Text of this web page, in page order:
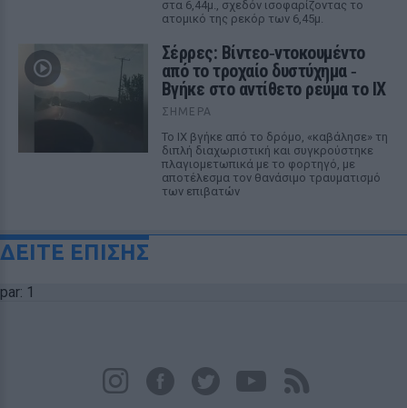
στα 6,44μ., σχεδόν ισοφαρίζοντας το
ατομικό της ρεκόρ των 6,45μ.
Σέρρες: Βίντεο‑ντοκουμέντο
από το τροχαίο δυστύχημα ‑
Βγήκε στο αντίθετο ρεύμα το ΙΧ
ΣΉΜΕΡΑ
Το ΙΧ βγήκε από το δρόμο, «καβάλησε» τη
διπλή διαχωριστική και συγκρούστηκε
πλαγιομετωπικά με το φορτηγό, με
αποτέλεσμα τον θανάσιμο τραυματισμό
των επιβατών
ΔΕΙΤΕ ΕΠΙΣΗΣ
par: 1